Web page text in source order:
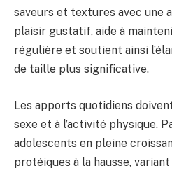
saveurs et textures avec une
plaisir gustatif, aide à
régulière et soutient ainsi
de taille plus significative.
Les apports quotidiens
sexe et à l’activité physique.
adolescents en pleine
protéiques à la hausse, variant